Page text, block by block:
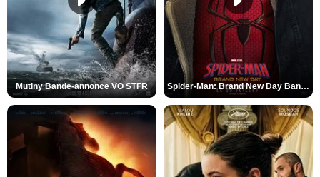
Mutiny Bande-annonce VO STFR Spider-Man: Brand New Day Bande-annonce VO STFR